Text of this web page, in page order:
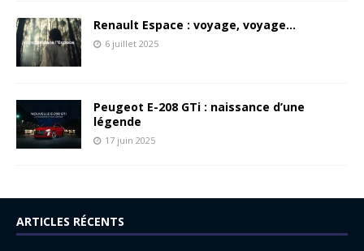
Renault Espace : voyage, voyage…
6 juillet 2025
Peugeot E-208 GTi : naissance d’une
légende
17 juin 2025
ARTICLES RÉCENTS